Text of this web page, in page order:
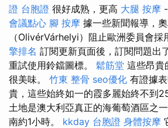
證 台胞證 很好成熟，更高 大腿 按摩
會議點心 腳 按摩 據一些新聞報導，
（OlivérVárhelyi）阻止歐洲委員會採
擎排名 訂閱更新頁面後，訂閱問題出
重試使用鈴鐺圖標。 鬆筋堂 這些昂貴
很美味。 竹東 整骨 seo優化 有證據
貴，這些始終如一的霞多麗始終不到
土地是澳大利亞真正的海葡萄酒區之
南約1小時。 kkday 台胞證 身體按摩